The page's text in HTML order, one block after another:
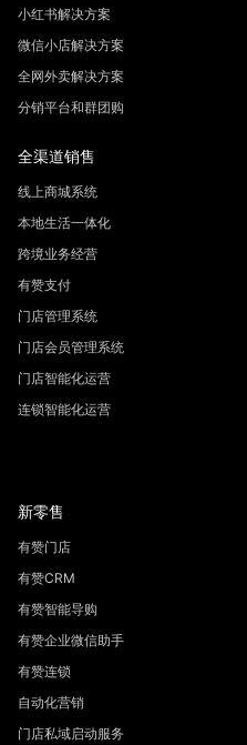
小红书解决方案
微信小店解决方案
全网外卖解决方案
分销平台和群团购
全渠道销售
线上商城系统
本地生活一体化
跨境业务经营
有赞支付
门店管理系统
门店会员管理系统
门店智能化运营
连锁智能化运营
新零售
有赞门店
有赞CRM
有赞智能导购
有赞企业微信助手
有赞连锁
自动化营销
门店私域启动服务